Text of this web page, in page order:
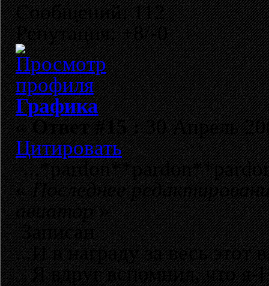
Сообщений: 112
Репутация: +8/-0
Графика
«Ответ #15 :30 Апрель
Цитировать
«Последнее
авиатор»
Записан
...И в награду за весь этот
Я вдруг вспомнил, что я-